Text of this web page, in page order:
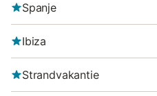
Spanje
Ibiza
Strandvakantie